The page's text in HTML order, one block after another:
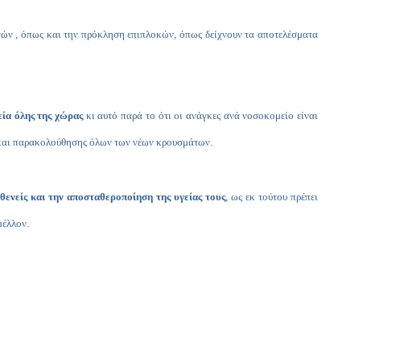
, όπως και την πρόκληση επιπλοκών, όπως δείχνουν τα αποτελέσματα
όλης της χώραςκι αυτό παρά το ότι οι ανάγκες ανά νοσοκομείο είναι
και παρακολούθησης όλων των νέων κρουσμάτων.
και την αποσταθεροποίηση της υγείας τους, ως εκ τούτου πρέπει